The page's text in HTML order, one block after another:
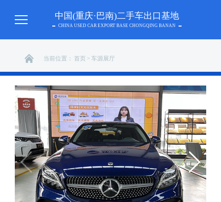
中国(重庆·巴南)二手车出口基地
CHINA USED CAR EXPORT BASE CHONGQING BANAN
当前位置： 首页 > 车源展厅